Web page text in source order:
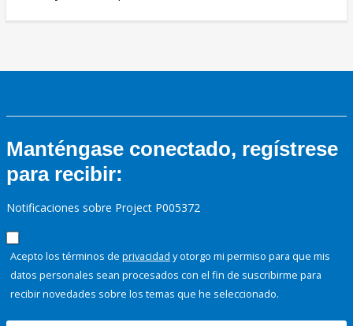
Manténgase conectado, regístrese
para recibir:
Notificaciones sobre Project P005372
Acepto los términos de privacidad y otorgo mi permiso para que mis
datos personales sean procesados con el fin de suscribirme para
recibir novedades sobre los temas que he seleccionado.